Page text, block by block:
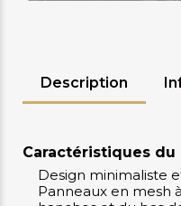
Description
Caractéristiques du
Design minimaliste
Panneaux en mesh